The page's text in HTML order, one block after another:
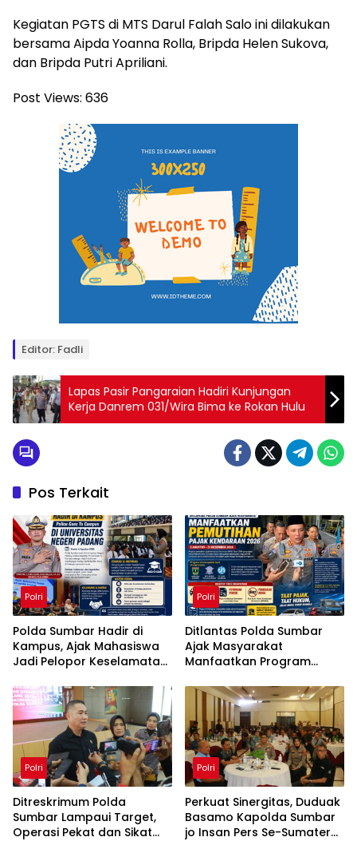
Kegiatan PGTS di MTS Darul Falah Salo ini dilakukan
bersama Aipda Yoanna Rolla, Bripda Helen Sukova,
dan Bripda Putri Apriliani.
Post Views: 636
Editor: Fadli
Lapas Pasir Pangaraian Hadiri Kunjungan
Kerja Danrem 031/Wira Bima ke Rokan Hulu
Pos Terkait
Polri
Polda Sumbar Hadir di
Kampus, Ajak Mahasiswa
Jadi Pelopor Keselamatan
Polri
Ditlantas Polda Sumbar
Ajak Masyarakat
Manfaatkan Program
Kendaraan 2026
Polri
Ditreskrimum Polda
Sumbar Lampaui Target,
Operasi Pekat dan Sikat
Polri
Perkuat Sinergitas, Duduak
Basamo Kapolda Sumbar
jo Insan Pers Se-Sumatera